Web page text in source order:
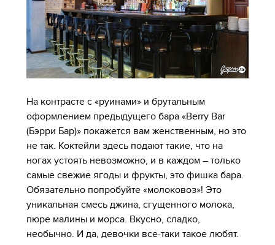
На контрасте с «руинами» и брутальным
оформлением предыдущего бара «Berry Bar
(Бэрри Бар)» покажется вам женственным, но это
не так. Коктейли здесь подают такие, что на
ногах устоять невозможно, и в каждом – только
самые свежие ягоды и фрукты, это фишка бара.
Обязательно попробуйте «молоковоз»! Это
уникальная смесь джина, сгущенного молока,
пюре малины и морса. Вкусно, сладко,
необычно. И да, девочки все-таки такое любят.